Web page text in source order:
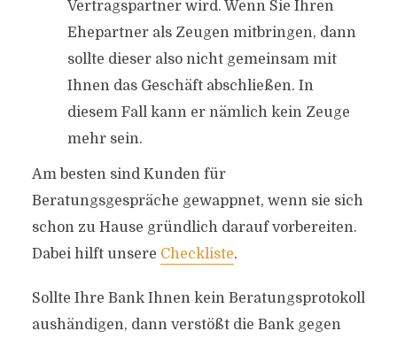
Vertragspartner wird. Wenn Sie Ihren
Ehepartner als Zeugen mitbringen, dann
sollte dieser also nicht gemeinsam mit
Ihnen das Geschäft abschließen. In
diesem Fall kann er nämlich kein Zeuge
mehr sein.
Am besten sind Kunden für
Beratungsgespräche gewappnet, wenn sie sich
schon zu Hause gründlich darauf vorbereiten.
Dabei hilft unsere Checkliste.
Sollte Ihre Bank Ihnen kein Beratungsprotokoll
aushändigen, dann verstößt die Bank gegen